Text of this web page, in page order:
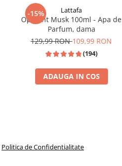
-15% Lattafa
Opulent Musk 100ml - Apa de
Parfum, dama
129,99 RON109,99 RON
(194)
ADAUGA IN COS
Politica de Confidentialitate